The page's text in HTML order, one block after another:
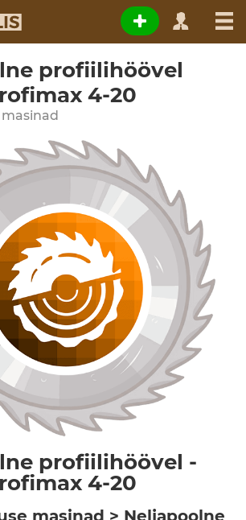
profiilihöövel
4-20
profiilihöövel -
4-20
masinad > Neljapoolne